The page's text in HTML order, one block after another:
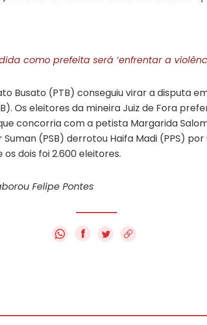
como prefeita será ‘enfrentar a
Busato (PTB) conseguiu virar a disputa
Os eleitores da mineira Juiz de Fora
concorria com a petista Margarida
(PSB) derrotou Haifa Madi (PPS)
dois foi 2.600 eleitores.
Felipe Pontes
f